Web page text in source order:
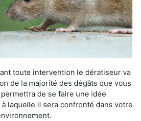
toute intervention le dératiseur va
de la majorité des dégâts que vous
de se faire une idée
à laquelle il sera confronté dans votre